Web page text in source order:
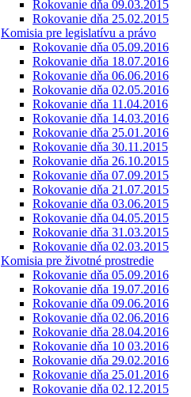
Rokovanie dňa 09.03.2015
Rokovanie dňa 25.02.2015
Komisia pre legislatívu a právo
Rokovanie dňa 05.09.2016
Rokovanie dňa 18.07.2016
Rokovanie dňa 06.06.2016
Rokovanie dňa 02.05.2016
Rokovanie dňa 11.04.2016
Rokovanie dňa 14.03.2016
Rokovanie dňa 25.01.2016
Rokovanie dňa 30.11.2015
Rokovanie dňa 26.10.2015
Rokovanie dňa 07.09.2015
Rokovanie dňa 21.07.2015
Rokovanie dňa 03.06.2015
Rokovanie dňa 04.05.2015
Rokovanie dňa 31.03.2015
Rokovanie dňa 02.03.2015
Komisia pre životné prostredie
Rokovanie dňa 05.09.2016
Rokovanie dňa 19.07.2016
Rokovanie dňa 09.06.2016
Rokovanie dňa 02.06.2016
Rokovanie dňa 28.04.2016
Rokovanie dňa 10 03.2016
Rokovanie dňa 29.02.2016
Rokovanie dňa 25.01.2016
Rokovanie dňa 02.12.2015